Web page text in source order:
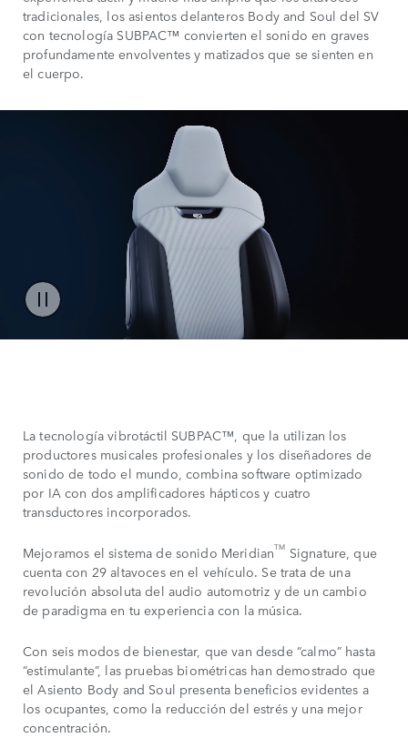
tradicionales, los asientos delanteros Body and Soul del SV
con tecnología SUBPAC™ convierten el sonido en graves
profundamente envolventes y matizados que se sienten en
el cuerpo.
La tecnología vibrotáctil SUBPAC™, que la utilizan los
productores musicales profesionales y los diseñadores de
sonido de todo el mundo, combina software optimizado
por IA con dos amplificadores hápticos y cuatro
transductores incorporados.
Mejoramos el sistema de sonido MeridianTM Signature, que
cuenta con 29 altavoces en el vehículo. Se trata de una
revolución absoluta del audio automotriz y de un cambio
de paradigma en tu experiencia con la música.
Con seis modos de bienestar, que van desde “calmo” hasta
“estimulante”, las pruebas biométricas han demostrado que
el Asiento Body and Soul presenta beneficios evidentes a
los ocupantes, como la reducción del estrés y una mejor
concentración.